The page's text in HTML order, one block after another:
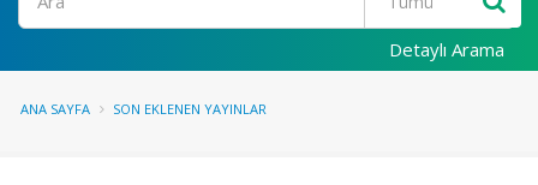
Detaylı Arama
ANA SAYFA SON EKLENEN YAYINLAR